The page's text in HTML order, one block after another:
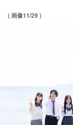
( 画像11/29 )